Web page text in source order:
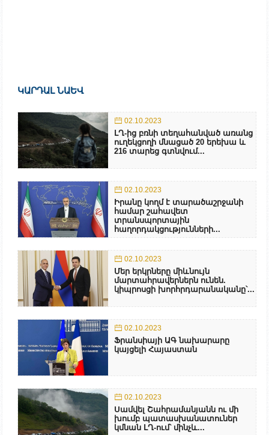
ԿԱՐԴԱԼ ՆԱԵՎ
02.10.2023
ԼՂ-ից բռնի տեղահանված առանց
ուղեկցողի մնացած 20 երեխա և
216 տարեց գտնվում...
02.10.2023
Իրանը կողմ է տարածաշրջանի
համար շահավետ
տրանսպորտային
հաղորդակցությունների...
02.10.2023
Մեր երկրները միևնույն
մարտահրավերներն ունեն.
կիպրոսցի խորհրդարանականը՝...
02.10.2023
Ֆրանսիայի ԱԳ նախարարը
կայցելի Հայաստան
02.10.2023
Սամվել Շահրամանյանն ու մի
խումբ պատասխանատուներ
կմնան ԼՂ-ում՝ մինչև...